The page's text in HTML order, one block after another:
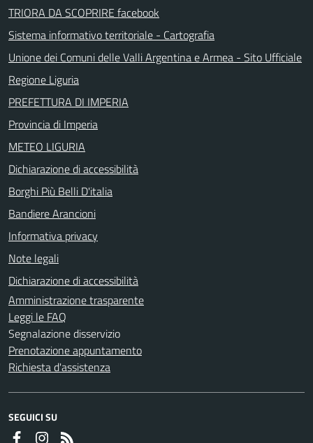
TRIORA DA SCOPRIRE facebook
Sistema informativo territoriale - Cartografia
Unione dei Comuni delle Valli Argentina e Armea - Sito Ufficiale
Regione Liguria
PREFETTURA DI IMPERIA
Provincia di Imperia
METEO LIGURIA
Dichiarazione di accessibilità
Borghi Più Belli D'italia
Bandiere Arancioni
Informativa privacy
Note legali
Dichiarazione di accessibilità
Amministrazione trasparente
Leggi le FAQ
Segnalazione disservizio
Prenotazione appuntamento
Richiesta d'assistenza
SEGUICI SU